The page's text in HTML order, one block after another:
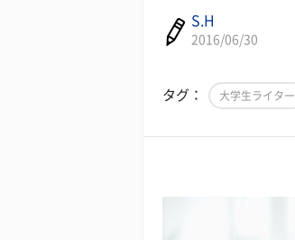
S.H
2016/06/30
タグ： 大学生ライター